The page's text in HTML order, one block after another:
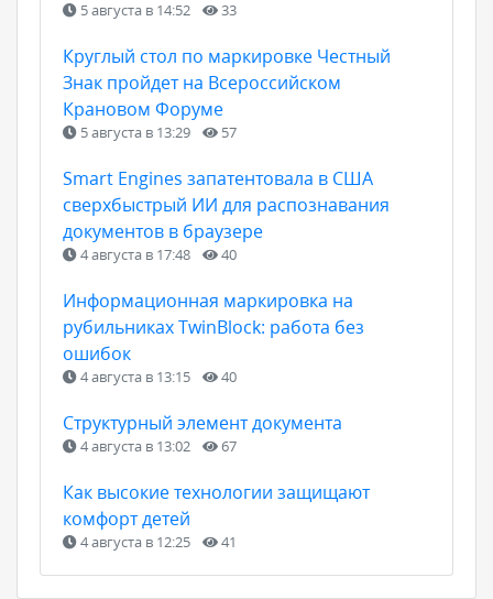
5 августа в 14:52 33
Круглый стол по маркировке Честный
Знак пройдет на Всероссийском
Крановом Форуме
5 августа в 13:29 57
Smart Engines запатентовала в США
сверхбыстрый ИИ для распознавания
документов в браузере
4 августа в 17:48 40
Информационная маркировка на
рубильниках TwinBlock: работа без
ошибок
4 августа в 13:15 40
Структурный элемент документа
4 августа в 13:02 67
Как высокие технологии защищают
комфорт детей
4 августа в 12:25 41